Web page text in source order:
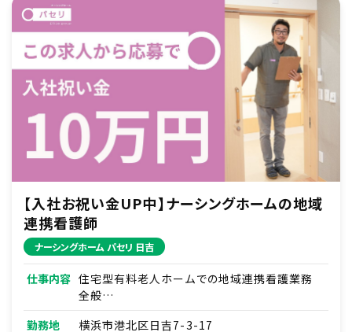
【入社お祝い金UP中】ナーシングホームの地域
連携看護師
ナーシングホーム パセリ 日吉
仕事内容 住宅型有料老人ホームでの地域連携看護業務
全般
■入院患者さんの退院調整・在宅移行支援
■地域の医療機関・介護施設との連携調整、挨
勤務地
横浜市港北区日吉7-3-17